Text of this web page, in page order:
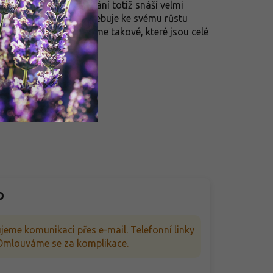
zasadit, přesazování totiž snáší velmi
napoprvé. Vřes potřebuje ke svému růstu
sazenic vybíráme takové, které jsou celé
komunikaci přes e-mail. Telefonní linky
se za komplikace.